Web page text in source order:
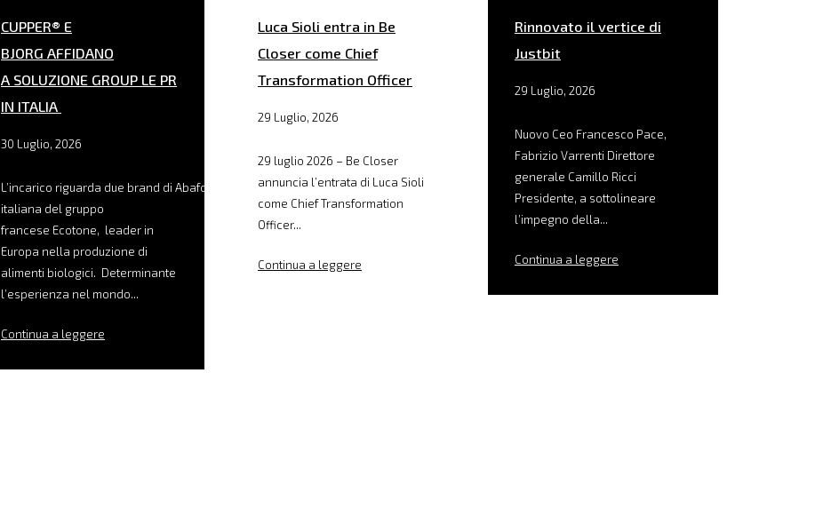
CUPPER® E
BJORG AFFIDANO
A SOLUZIONE GROUP LE PR
IN ITALIA
30 Luglio, 2026
L’incarico riguarda due brand di Abafoods, filiale
italiana del gruppo
francese Ecotone, leader in
Europa nella produzione di
alimenti biologici. Determinante
l’esperienza nel mondo...
Continua a leggere
Luca Sioli entra in Be
Closer come Chief
Transformation Officer
29 Luglio, 2026
29 luglio 2026 – Be Closer
annuncia l’entrata di Luca Sioli
come Chief Transformation
Officer...
Continua a leggere
Rinnovato il vertice di
Justbit
29 Luglio, 2026
Nuovo Ceo Francesco Pace,
Fabrizio Varrenti Direttore
generale Camillo Ricci
Presidente, a sottolineare
l’impegno della...
Continua a leggere